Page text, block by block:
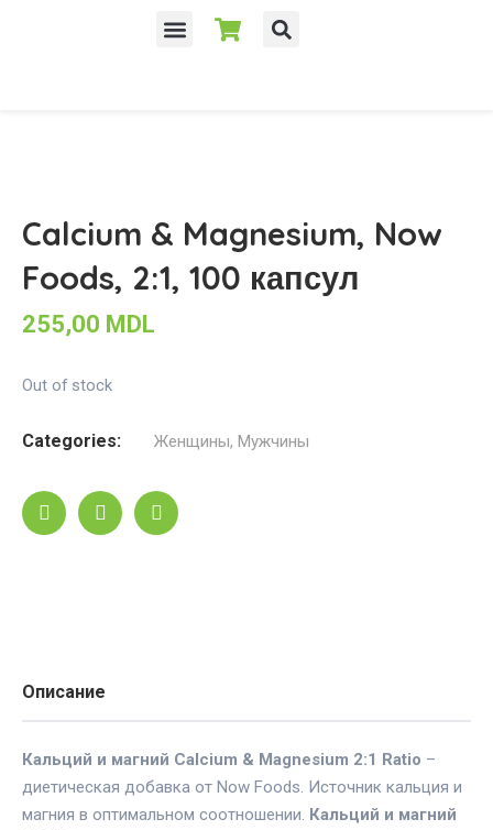
Calcium & Magnesium, Now
Foods, 2:1, 100 капсул
255,00 MDL
Out of stock
Categories: Женщины, Мужчины
Описание
Кальций и магний Calcium & Magnesium 2:1 Ratio –
диетическая добавка от Now Foods. Источник кальция и
магния в оптимальном соотношении. Кальций и магний